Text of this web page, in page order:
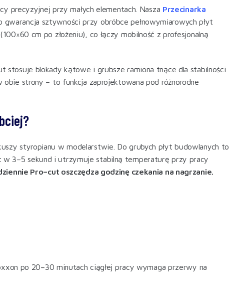
precyzyjnej przy małych elementach. Nasza Przecinarka
sztywności przy obróbce pełnowymiarowych płyt
cm po złożeniu), co łączy mobilność z profesjonalną
stosuje blokady kątowe i grubsze ramiona tnące dla stabilności
strony – to funkcja zaprojektowana pod różnorodne
styropianu w modelarstwie. Do grubych płyt budowlanych to
3–5 sekund i utrzymuje stabilną temperaturę przy pracy
Pro–cut oszczędza godzinę czekania na nagrzanie.
po 20–30 minutach ciągłej pracy wymaga przerwy na